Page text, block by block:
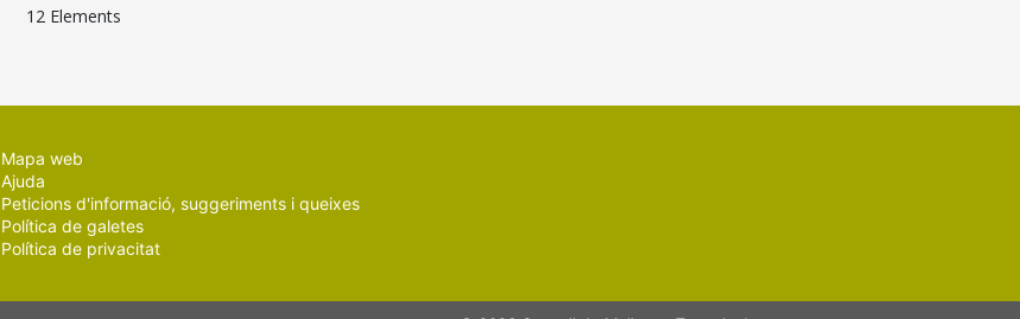
12 Elements
Mapa web
Ajuda
Peticions d'informació, suggeriments i queixes
Política de galetes
Política de privacitat